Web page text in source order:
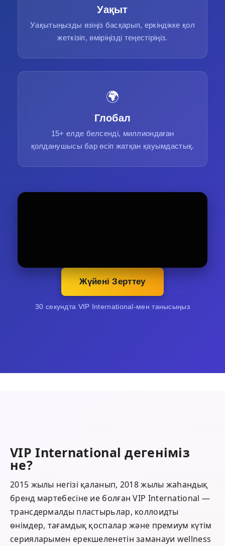
Уақыт
Уақытыңызды өзіңіз басқарып, еркіндікке қол
жеткізіп, өміріңізді теңестіріңіз.
🌍
Глобал
15+ елде белсенді, миллиондаған
қолданушысы бар өсіп жатқан қауымдастық.
Жүйені Зерттеу
30 секундта VIP International-мен танысыңыз
VIP International дегеніміз
не?
2015 жылы негізі қаланып, 2018 жылы жаһандық
бренд мәртебесіне ие болған VIP International —
трансдермалды пластырьлар, коллоидты
өнімдер, тағамдық қоспалар және премиум күтім
серияларымен ерекшеленетін заманауи wellness